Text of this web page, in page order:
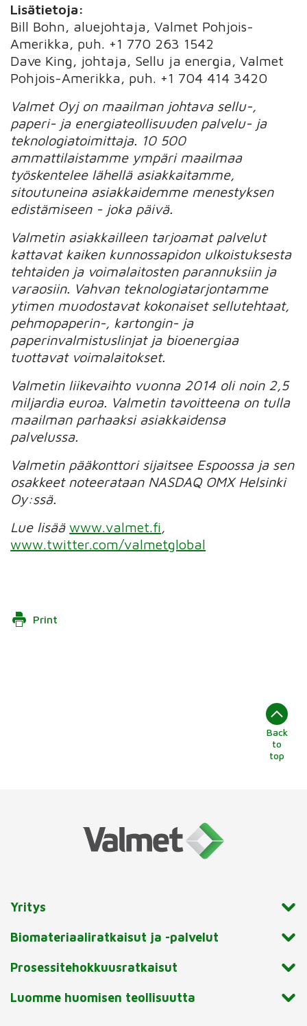
Lisätietoja:
Bill Bohn, aluejohtaja, Valmet Pohjois-
Amerikka, puh. +1 770 263 1542
Dave King, johtaja, Sellu ja energia, Valmet
Pohjois-Amerikka, puh. +1 704 414 3420
Valmet Oyj on maailman johtava sellu-,
paperi- ja energiateollisuuden palvelu- ja
teknologiatoimittaja. 10 500
ammattilaistamme ympäri maailmaa
työskentelee lähellä asiakkaitamme,
sitoutuneina asiakkaidemme menestyksen
edistämiseen - joka päivä.
Valmetin asiakkailleen tarjoamat palvelut
kattavat kaiken kunnossapidon ulkoistuksesta
tehtaiden ja voimalaitosten parannuksiin ja
varaosiin. Vahvan teknologiatarjontamme
ytimen muodostavat kokonaiset sellutehtaat,
pehmopaperin-, kartongin- ja
paperinvalmistuslinjat ja bioenergiaa
tuottavat voimalaitokset.
Valmetin liikevaihto vuonna 2014 oli noin 2,5
miljardia euroa. Valmetin tavoitteena on tulla
maailman parhaaksi asiakkaidensa
palvelussa.
Valmetin pääkonttori sijaitsee Espoossa ja sen
osakkeet noteerataan NASDAQ OMX Helsinki
Oy:ssä.
Lue lisääwww.valmet.fi
www.twitter.com/valmetglobal
Print
Back
to
top
Yritys
Biomateriaaliratkaisut ja -palvelut
Prosessitehokkuusratkaisut
Luomme huomisen teollisuutta